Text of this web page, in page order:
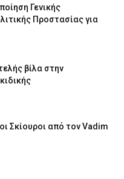
Γενικής
Προστασίας για
βίλα στην
Σκίουροι από τον Vadim